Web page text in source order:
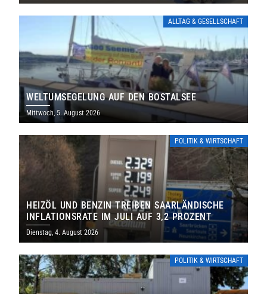
ALLTAG & GESELLSCHAFT
WELTUMSEGELUNG AUF DEN BOSTALSEE
Mittwoch, 5. August 2026
POLITIK & WIRTSCHAFT
HEIZÖL UND BENZIN TREIBEN SAARLÄNDISCHE
INFLATIONSRATE IM JULI AUF 3,2 PROZENT
Dienstag, 4. August 2026
POLITIK & WIRTSCHAFT